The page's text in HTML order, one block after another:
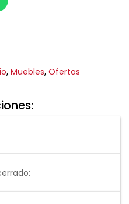
, Muebles, Ofertas